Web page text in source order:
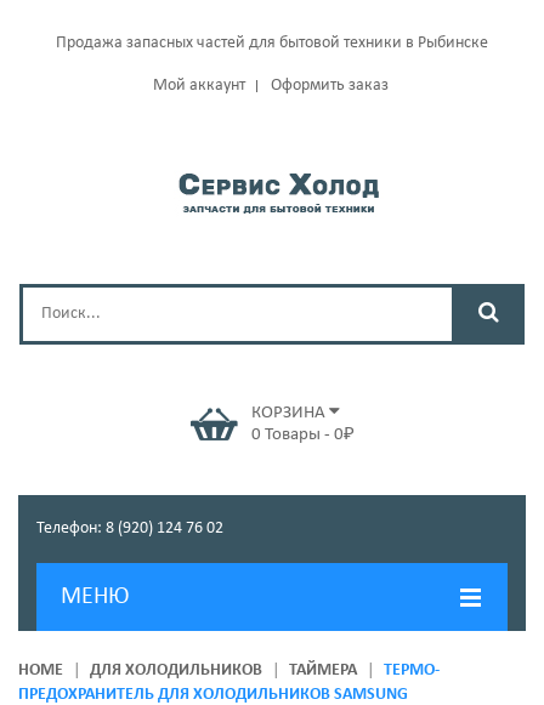
Продажа запасных частей для бытовой техники в Рыбинске
Мой аккаунт Оформить заказ
КОРЗИНА
0 Товары - 0₽
Телефон: 8 (920) 124 76 02
МЕНЮ
ГЛАВНАЯ
HOME ДЛЯ ХОЛОДИЛЬНИКОВ ТАЙМЕРА
ТЕРМО-
ПРЕДОХРАНИТЕЛЬ ДЛЯ ХОЛОДИЛЬНИКОВ SAMSUNG